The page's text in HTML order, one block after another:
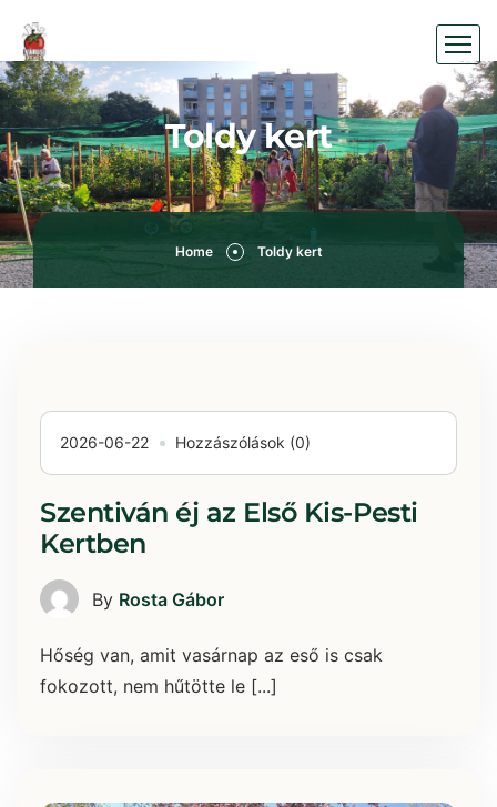
Toldy kert
Home Toldy kert
2026-06-22 Hozzászólások (0)
Szentiván éj az Első Kis-Pesti
Kertben
By Rosta Gábor
Hőség van, amit vasárnap az eső is csak
fokozott, nem hűtötte le [...]